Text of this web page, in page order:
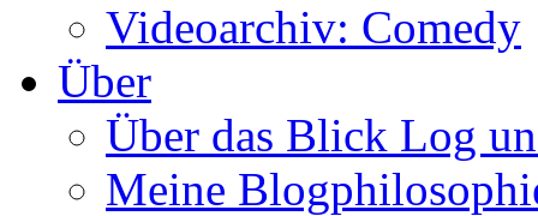
Videoarchiv: Comedy
Über
Über das Blick Log
Meine